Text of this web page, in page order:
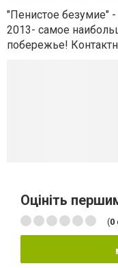
"Пенистое безумие"
2013- самое
побережье!
Оцініть
(0